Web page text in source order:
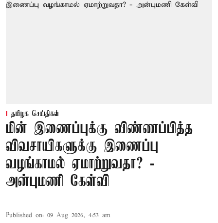
தமிழக செய்திகள்
மின் இணைப்புக்கு விண்ணப்பித்த
விவசாயிகளுக்கு இணைப்பு
வழங்காமல் ஏமாற்றுவதா? -
அன்புமணி கேள்வி
Published on: 09 Aug 2026, 4:53 am